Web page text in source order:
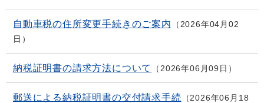
自動車税の住所変更手続きのご案内
2026年04月02
日
納税証明書の請求方法について 2026年06月09日
郵送による納税証明書の交付請求手続
2026年06月18